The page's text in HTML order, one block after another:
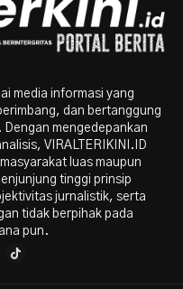
media informasi yang
dan bertanggung
mengedepankan
VIRALTERIKINI.ID
luas maupun
tinggi prinsip
jurnalistik, serta
tidak berpihak pada
pun.